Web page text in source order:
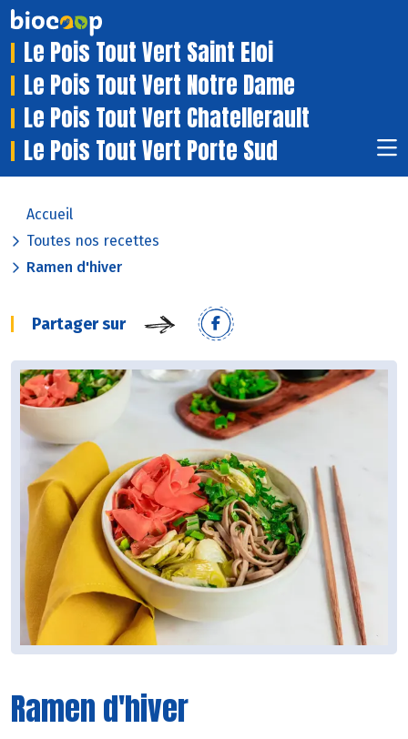
Le Pois Tout Vert Saint Eloi
Le Pois Tout Vert Notre Dame
Le Pois Tout Vert Chatellerault
Le Pois Tout Vert Porte Sud
Accueil
Toutes nos recettes
Ramen d'hiver
Partager sur
Ramen d'hiver